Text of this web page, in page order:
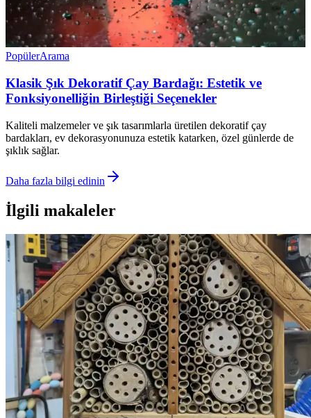
PopülerArama
Klasik Şık Dekoratif Çay Bardağı: Estetik ve
Fonksiyonelliğin Birleştiği Seçenekler
Kaliteli malzemeler ve şık tasarımlarla üretilen dekoratif çay
bardakları, ev dekorasyonunuza estetik katarken, özel günlerde de
şıklık sağlar.
Daha fazla bilgi edinin
İlgili makaleler